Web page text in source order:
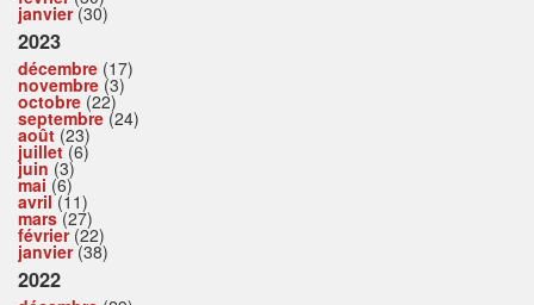
janvier(30)
2023
décembre (17)
novembre (3)
octobre (22)
septembre (24)
août (23)
juillet(6)
juin (3)
mai (6)
avril(11)
mars(27)
février(22)
janvier(38)
2022